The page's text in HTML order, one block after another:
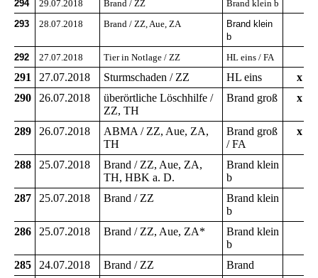
294
29.07.2018 Brand / ZZ
Brand klein b
293
28.07.2018 Brand / ZZ, Aue, ZA
Brand klein
b
292
27.07.2018 Tier in Notlage / ZZ HL eins / FA
291 27.07.2018 Sturmschaden / ZZ HL eins
x
290
26.07.2018
überörtliche Löschhilfe /
ZZ, TH
Brand groß x
289 26.07.2018
ABMA / ZZ, Aue, ZA,
TH
Brand groß
/ FA
x
288 25.07.2018
Brand / ZZ, Aue, ZA,
TH, HBK a. D.
Brand klein
b
287
25.07.2018 Brand / ZZ
Brand klein
b
286
25.07.2018 Brand / ZZ, Aue, ZA*
Brand klein
b
285
24.07.2018 Brand / ZZ Brand